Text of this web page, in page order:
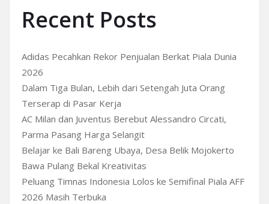
Recent Posts
Adidas Pecahkan Rekor Penjualan Berkat Piala Dunia
2026
Dalam Tiga Bulan, Lebih dari Setengah Juta Orang
Terserap di Pasar Kerja
AC Milan dan Juventus Berebut Alessandro Circati,
Parma Pasang Harga Selangit
Belajar ke Bali Bareng Ubaya, Desa Belik Mojokerto
Bawa Pulang Bekal Kreativitas
Peluang Timnas Indonesia Lolos ke Semifinal Piala AFF
2026 Masih Terbuka